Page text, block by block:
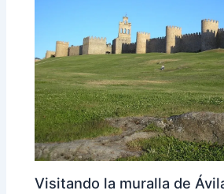
Visitando la muralla de